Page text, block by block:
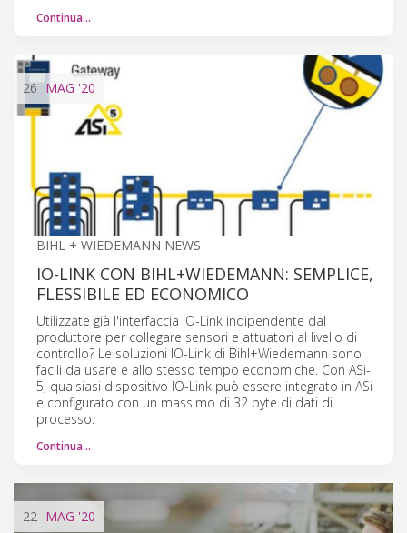
Continua…
26 MAG '20
BIHL + WIEDEMANN NEWS
IO-LINK CON BIHL+WIEDEMANN: SEMPLICE,
FLESSIBILE ED ECONOMICO
Utilizzate già l'interfaccia IO-Link indipendente dal
produttore per collegare sensori e attuatori al livello di
controllo? Le soluzioni IO-Link di Bihl+Wiedemann sono
facili da usare e allo stesso tempo economiche. Con ASi-
5, qualsiasi dispositivo IO-Link può essere integrato in ASi
e configurato con un massimo di 32 byte di dati di
processo.
Continua…
22 MAG '20